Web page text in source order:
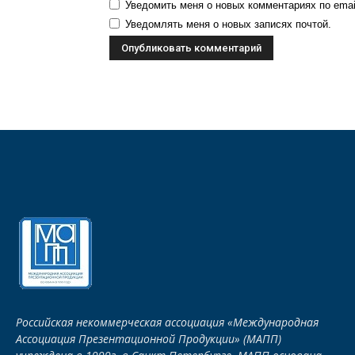
Уведомить меня о новых комментариях по
Уведомлять меня о новых записях почтой.
Российская некоммерческая ассоциация «Международная
Ассоциация Презентационной Продукции» (МАПП)